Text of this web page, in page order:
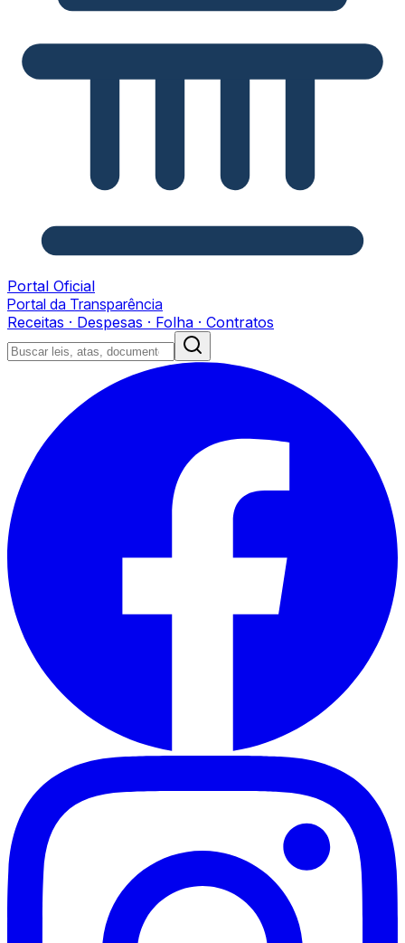
Portal Oficial
Portal da Transparência
Receitas · Despesas · Folha · Contratos